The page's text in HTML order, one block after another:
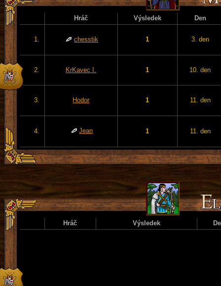
Hráč Výsledek Den
1. chesstik 1 3. den
2. KrKavec I. 1 10. den
3. Hodor 1 11. den
4. Jean 1 11. den
Hráč Výsledek